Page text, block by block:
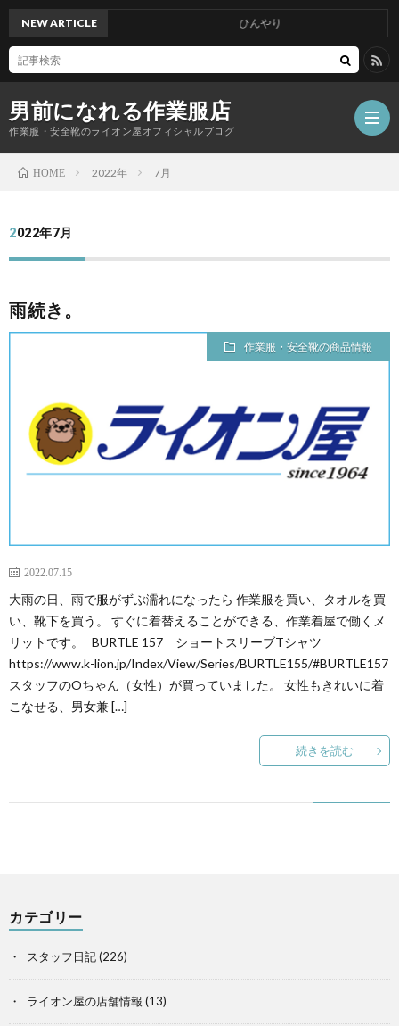
男前になれる作業服店
作業服・安全靴のライオン屋オフィシャルブログ
NEW ARTICLE ひんやり
HOME 2022年 7月
2022年7月
雨続き。
作業服・安全靴の商品情報
2022.07.15
大雨の日、雨で服がずぶ濡れになったら 作業服を買い、タオルを買
い、靴下を買う。 すぐに着替えることができる、作業着屋で働くメ
リットです。 BURTLE 157 ショートスリーブTシャツ
https://www.k-lion.jp/Index/View/Series/BURTLE155/#BURTLE157
スタッフのOちゃん（女性）が買っていました。 女性もきれいに着
こなせる、男女兼 […]
続きを読む
カテゴリー
スタッフ日記(226)
ライオン屋の店舗情報 (13)